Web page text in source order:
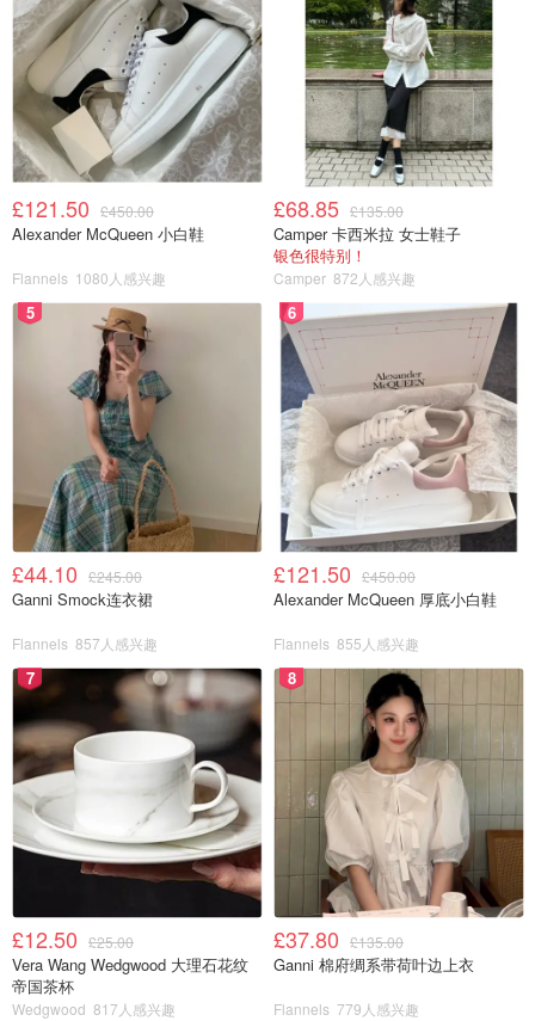
白家风格简直就是腐国界的一股清流，有着muji的极简，优
衣库的舒适，ZARA HOME的潮流，简直是小资主义的不二
之选。产品线从婴幼儿到成人，餐具，服饰，香氛，彩妆护
Roji Dove Parfums
£121.50 £450.00
Alexander McQueen 小白鞋
Flannels 1080人感兴趣
£68.85 £135.00
Camper 卡西米拉 女士鞋子
银色很特别！
Camper 872人感兴趣
5
£44.10 £245.00
Ganni Smock连衣裙
Flannels 857人感兴趣
6
£121.50 £450.00
Alexander McQueen 厚底小白鞋
Flannels 855人感兴趣
7
£12.50 £25.00
Vera Wang Wedgwood 大理石花纹
帝国茶杯
Wedgwood 817人感兴趣
8
£37.80 £135.00
Ganni 棉府绸系带荷叶边上衣
Flannels 779人感兴趣